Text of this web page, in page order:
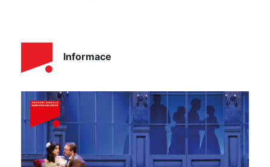
Informace